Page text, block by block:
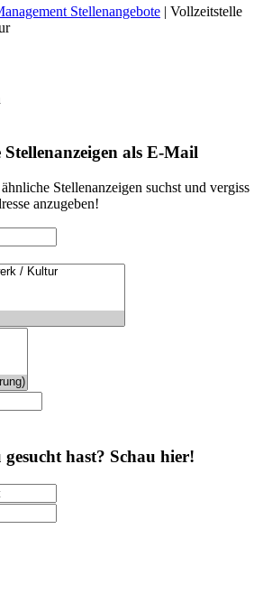
Stellenangebote | Vollzeitstelle
Stellenanzeigen als E-Mail
Stellenanzeigen suchst und vergiss
anzugeben!
hast? Schau hier!